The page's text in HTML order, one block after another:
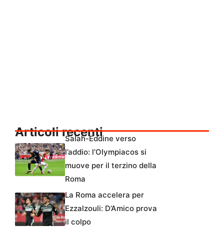
Articoli recenti
Salah-Eddine verso
l’addio: l’Olympiacos si
muove per il terzino della
Roma
La Roma accelera per
Ezzalzouli: D’Amico prova
il colpo